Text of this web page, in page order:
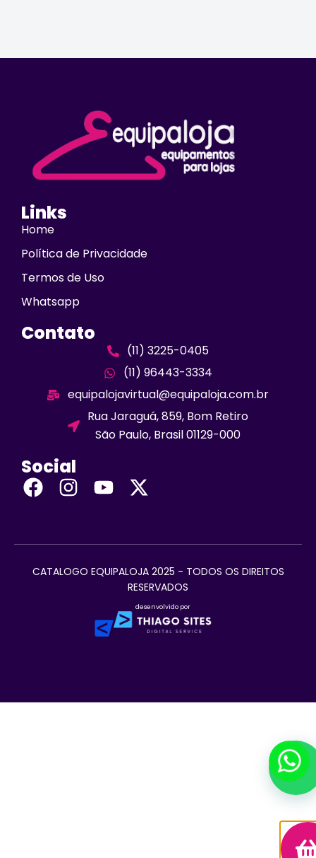
Links
Home
Política de Privacidade
Termos de Uso
Whatsapp
Contato
(11) 3225-0405
(11) 96443-3334
equipalojavirtual@equipaloja.com.br
Rua Jaraguá, 859, Bom Retiro
São Paulo, Brasil 01129-000
Social
CATALOGO EQUIPALOJA 2025 - TODOS OS DIREITOS
RESERVADOS
desenvolvido por